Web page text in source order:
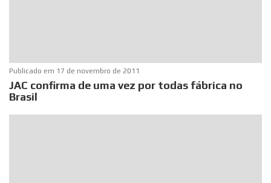
Publicado em 17 de novembro de 2011
JAC confirma de uma vez por todas fábrica no
Brasil